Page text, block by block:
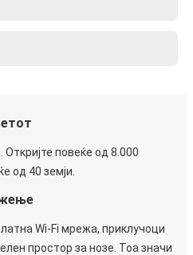
повеќе од 8.000
од 40 земји.
Wi-Fi мрежа, приклучоци
простор за нозе. Тоа значи